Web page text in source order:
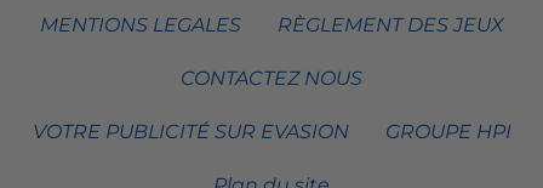
MENTIONS LEGALES RÈGLEMENT DES JEUX
CONTACTEZ NOUS
VOTRE PUBLICITÉ SUR EVASION GROUPE HPI